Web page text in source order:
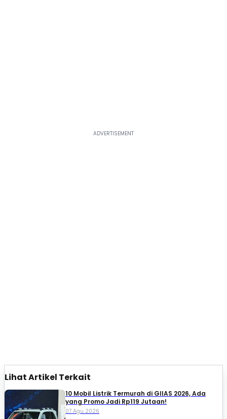
Lihat Artikel Terkait
10 Mobil Listrik Termurah di GIIAS 2026, Ada
yang Promo Jadi Rp119 Jutaan!
07 Agu 2026